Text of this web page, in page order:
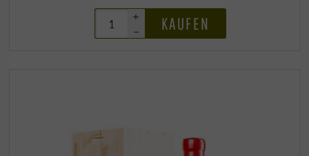
+
–
KAUFEN